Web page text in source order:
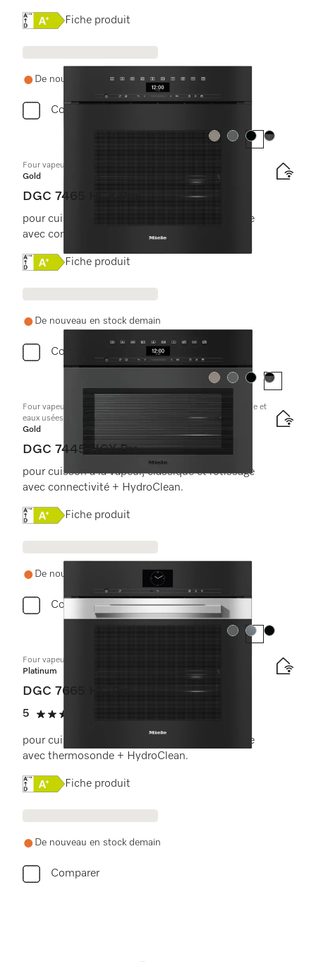
Online Label Flag, Étiquette énergétique
Fiche produit
De nouveau en stock demain
Comparer
Couleur:
Couleur:
Couleur:Couleur:
Four vapeur combiné sans poignée avec raccordement à l’eau
Gold
DGC 7465 HCX Pro
pour cuisson à la vapeur, classique et rôtissage
avec connectivité + HydroClean.
Online Label Flag, Étiquette énergétique
Fiche produit
De nouveau en stock demain
Comparer
Couleur:
Couleur:
Couleur:Couleur:
Four vapeur combiné compact s. poignée av raccord eau froide et
eaux usées
Gold
DGC 7445 HCX Pro
pour cuisson à la vapeur, classique et rôtissage
avec connectivité + HydroClean.
Online Label Flag, Étiquette énergétique
Fiche produit
De nouveau en stock demain
Comparer
Couleur:
Couleur:Couleur:
Four vapeur combiné avec raccordement à l’eau
Platinum
DGC 7665 HC Pro
5
5 étoiles sur 5
pour cuisson à la vapeur, classique et rôtissage
avec thermosonde + HydroClean.
Online Label Flag, Étiquette énergétique
Fiche produit
De nouveau en stock demain
Comparer